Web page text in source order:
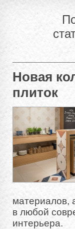
Новая
плиток
материалов,
в любой
интерьера.